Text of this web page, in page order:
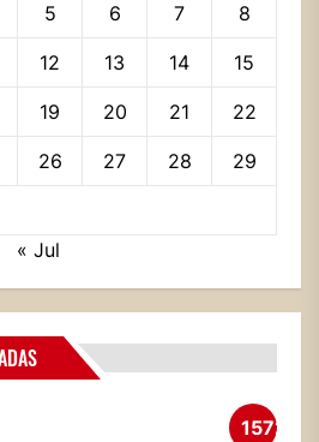
5 6 7 8
12 13 14 15
19 20 21 22
26 27 28 29
« Jul
1572